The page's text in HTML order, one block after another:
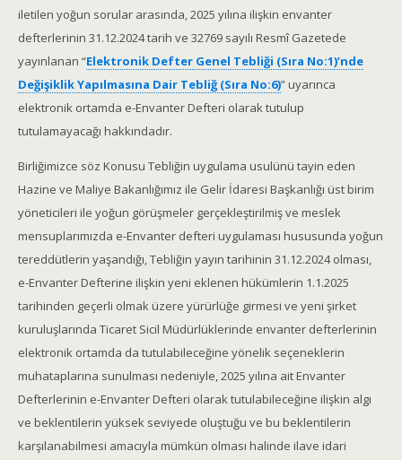
iletilen yoğun sorular arasında, 2025 yılına ilişkin envanter
defterlerinin 31.12.2024 tarih ve 32769 sayılı Resmî Gazetede
yayınlanan “Elektronik Defter Genel Tebliği (Sıra No:1)’nde
Değişiklik Yapılmasına Dair Tebliğ (Sıra No:6)” uyarınca
elektronik ortamda e-Envanter Defteri olarak tutulup
tutulamayacağı hakkındadır.
Birliğimizce söz Konusu Tebliğin uygulama usulünü tayin eden
Hazine ve Maliye Bakanlığımız ile Gelir İdaresi Başkanlığı üst birim
yöneticileri ile yoğun görüşmeler gerçekleştirilmiş ve meslek
mensuplarımızda e-Envanter defteri uygulaması hususunda yoğun
tereddütlerin yaşandığı, Tebliğin yayın tarihinin 31.12.2024 olması,
e-Envanter Defterine ilişkin yeni eklenen hükümlerin 1.1.2025
tarihinden geçerli olmak üzere yürürlüğe girmesi ve yeni şirket
kuruluşlarında Ticaret Sicil Müdürlüklerinde envanter defterlerinin
elektronik ortamda da tutulabileceğine yönelik seçeneklerin
muhataplarına sunulması nedeniyle, 2025 yılına ait Envanter
Defterlerinin e-Envanter Defteri olarak tutulabileceğine ilişkin algı
ve beklentilerin yüksek seviyede oluştuğu ve bu beklentilerin
karşılanabilmesi amacıyla mümkün olması halinde ilave idari